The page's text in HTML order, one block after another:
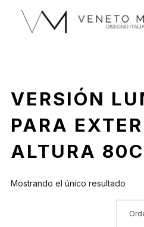
contenido
VERSIÓN
PARA
ALTURA
Mostrando el único resultado